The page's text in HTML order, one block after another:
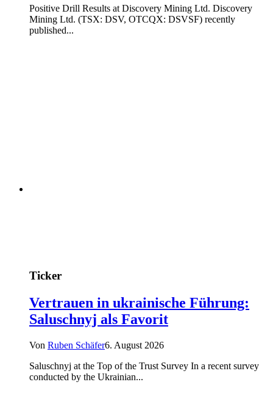
Positive Drill Results at Discovery Mining Ltd. Discovery
Mining Ltd. (TSX: DSV, OTCQX: DSVSF) recently
published...
Ticker
Vertrauen in ukrainische Führung:
Saluschnyj als Favorit
Von Ruben Schäfer6. August 2026
Saluschnyj at the Top of the Trust Survey In a recent survey
conducted by the Ukrainian...